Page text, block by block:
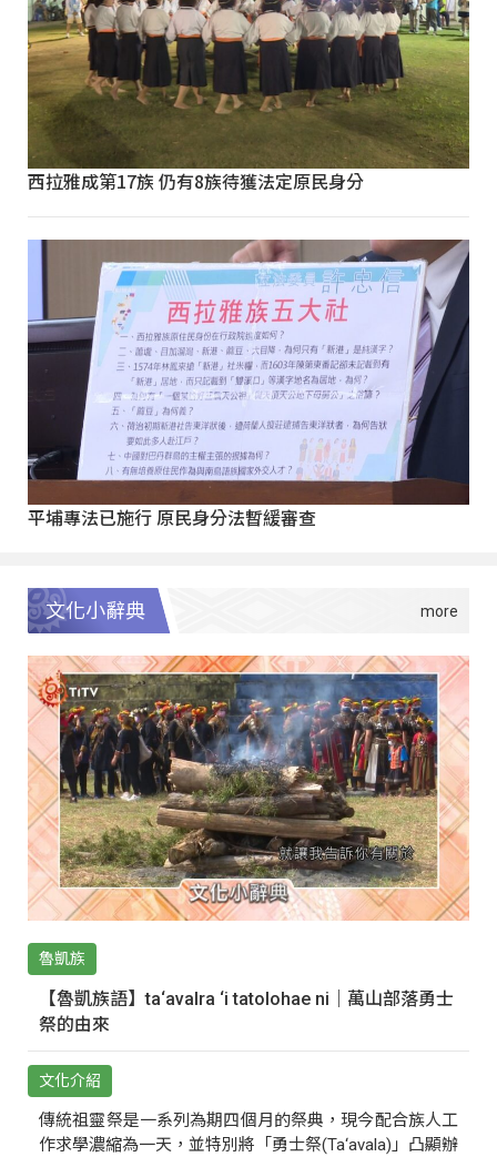
西拉雅成第17族 仍有8族待獲法定原民身分
平埔專法已施行 原民身分法暫緩審查
文化小辭典
魯凱族
【魯凱族語】ta‘avalra ‘i tatolohae ni｜萬山部落勇士
祭的由來
文化介紹
傳統祖靈祭是一系列為期四個月的祭典，現今配合族人工
作求學濃縮為一天，並特別將「勇士祭(Ta‘avala)」凸顯辦